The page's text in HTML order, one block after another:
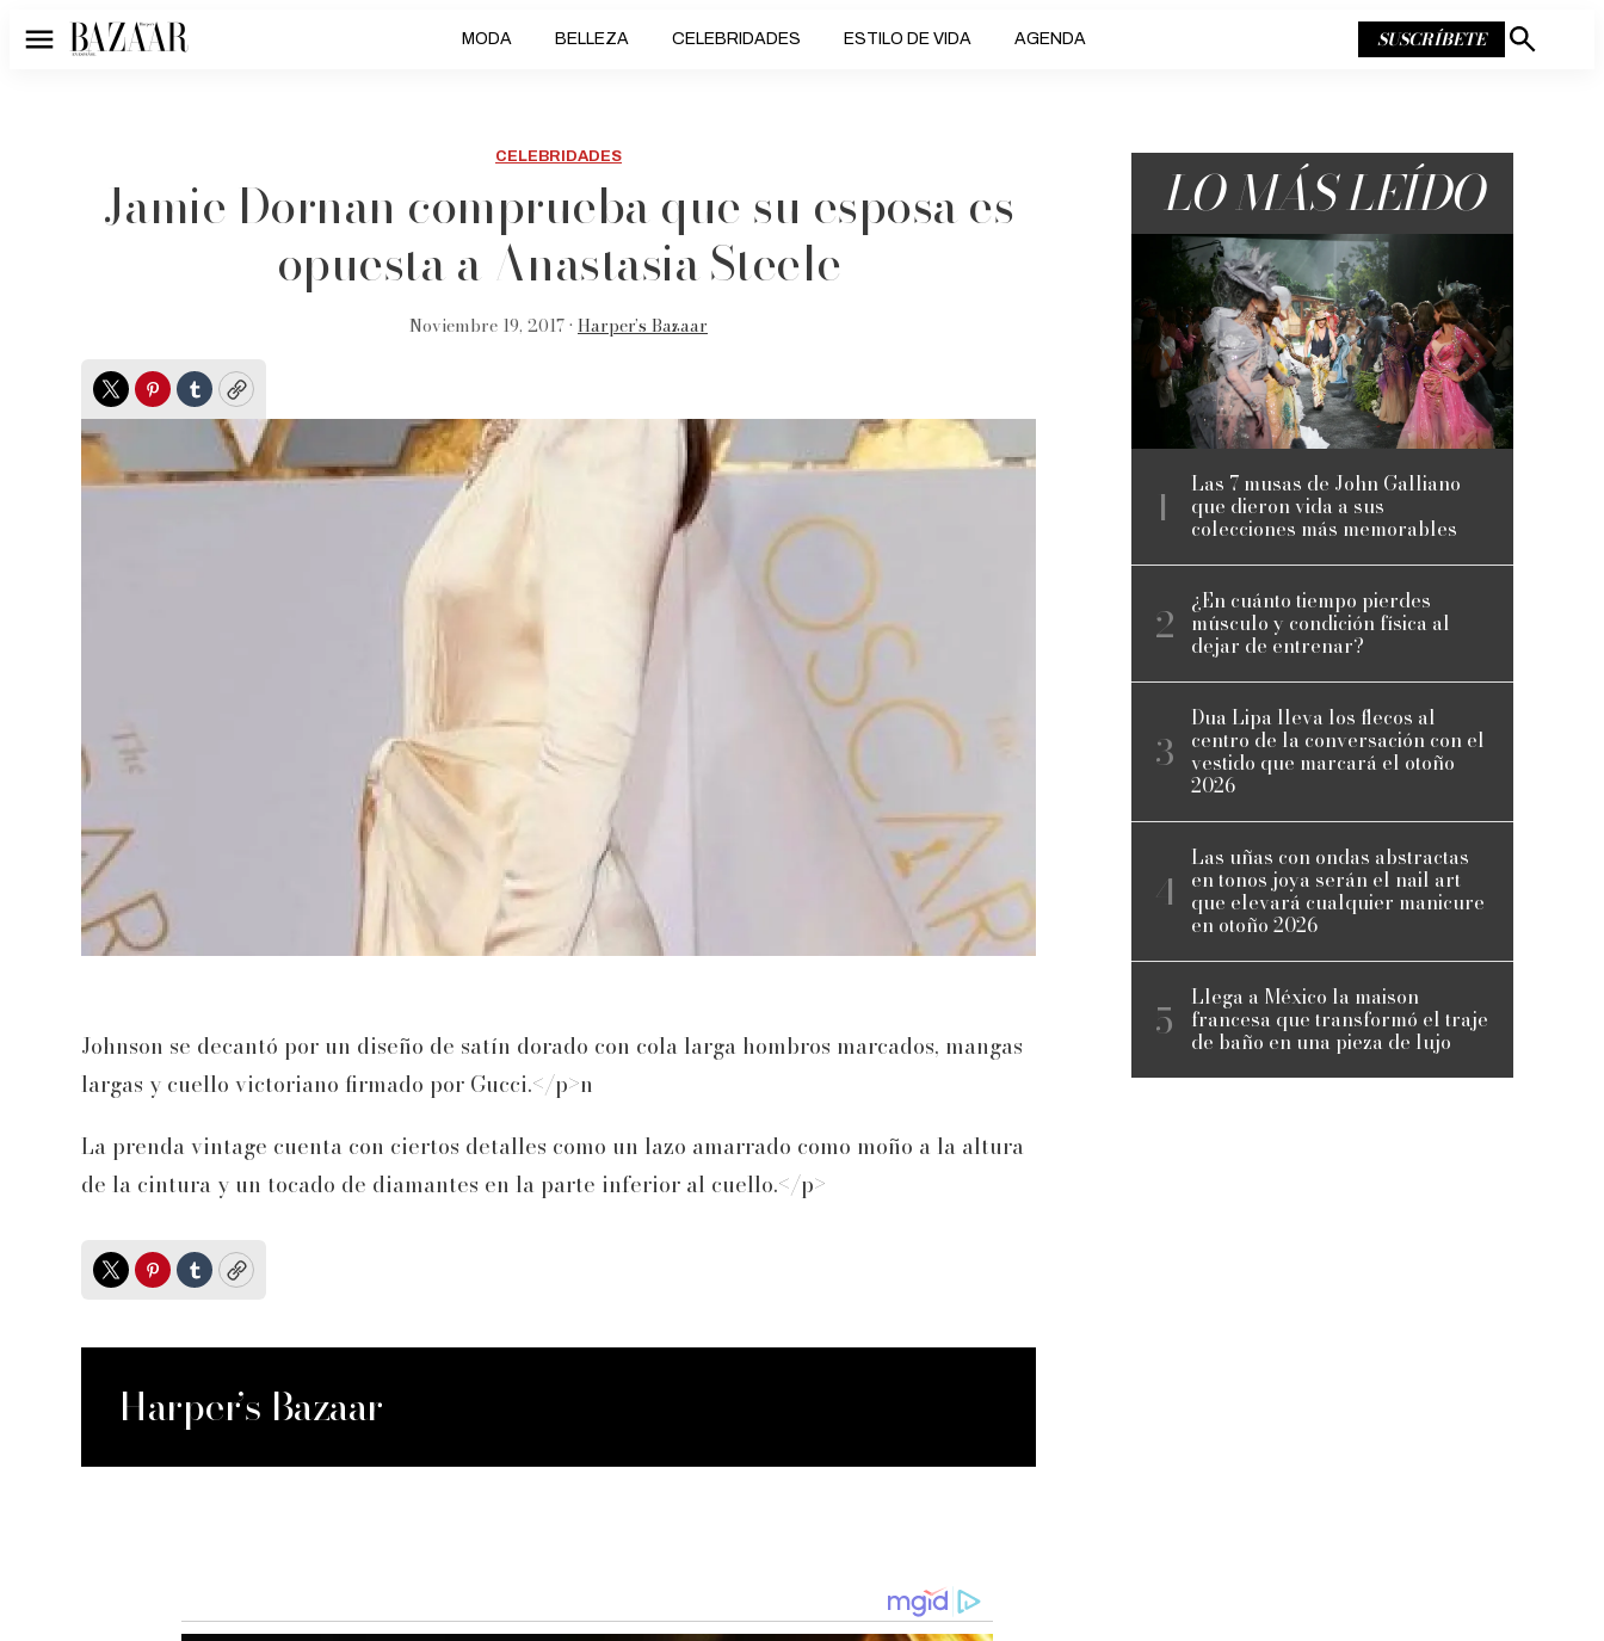
Menú MODA BELLEZA CELEBRIDADES ESTILO DE VIDA AGENDA SUSCRÍBETE
Mostrar
CELEBRIDADES
Jamie Dornan comprueba que su esposa es
opuesta a Anastasia Steele
Noviembre 19, 2017 • Harper’s Bazaar
TwitterPinterest
TumblrCopy
Johnson se decantó por un diseño de satín dorado con cola larga hombros marcados, mangas
largas y cuello victoriano firmado por Gucci.</p>n
La prenda vintage cuenta con ciertos detalles como un lazo amarrado como moño a la altura
de la cintura y un tocado de diamantes en la parte inferior al cuello.</p>
TwitterPinterest
TumblrCopy
Harper’s Bazaar
LO MÁS LEÍDO
Las 7 musas de John Galliano
que dieron vida a sus
colecciones más memorables
¿En cuánto tiempo pierdes
músculo y condición física al
dejar de entrenar?
Dua Lipa lleva los flecos al
centro de la conversación con el
vestido que marcará el otoño
2026
Las uñas con ondas abstractas
en tonos joya serán el nail art
que elevará cualquier manicure
en otoño 2026
Llega a México la maison
francesa que transformó el traje
de baño en una pieza de lujo